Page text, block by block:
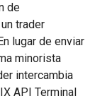
de
trader
lugar de enviar
minorista
intercambia
API Terminal